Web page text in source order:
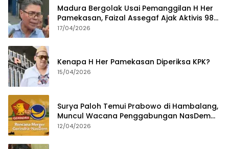
Madura Bergolak Usai Pemanggilan H Her
Pamekasan, Faizal Assegaf Ajak Aktivis 98
Bongkar Permainan KPK
17/04/2026
Kenapa H Her Pamekasan Diperiksa KPK?
15/04/2026
Surya Paloh Temui Prabowo di Hambalang,
Muncul Wacana Penggabungan NasDem
dan Gerindra
12/04/2026